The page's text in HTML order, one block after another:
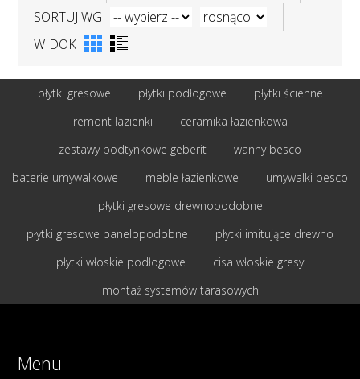
SORTUJ WG
WIDOK
płytki gresowe płytki podłogowe
płytki ścienne
remont łazienki
ceramika łazienkowa
zestawy podtynkowe geberit
wanny besco
baterie umywalkowe
meble łazienkowe
umywalki besco
płytki gresowe drewnopodobne
płytki gresowe panelopodobne
płytki imitujące drewno
płytki włoskie podłogowe
cisa włoskie gresy
montaż systemów tarasowych
Menu